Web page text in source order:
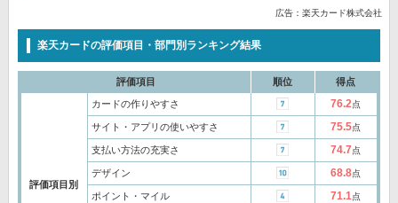
広告：楽天カード株式会社
楽天カードの評価項目・部門別ランキング結果
評価項目 順位 得点
評価項目別
カードの作りやすさ 76.2点
サイト・アプリの使いやすさ 75.5点
支払い方法の充実さ 74.7点
デザイン 68.8点
ポイント・マイル 71.1点